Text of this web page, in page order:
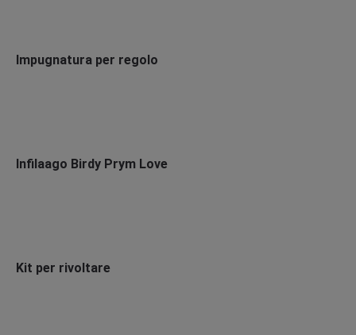
Impugnatura per regolo
Infilaago Birdy Prym Love
Kit per rivoltare